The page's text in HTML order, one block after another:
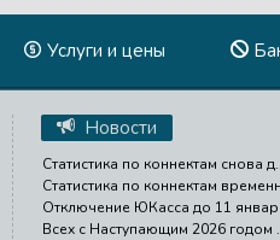
Услуги и цены
Новости
Статистика по коннектам снова д..
Статистика по коннектам
Отключение ЮКасса до 11
Всех с Наступающим 2026 годом